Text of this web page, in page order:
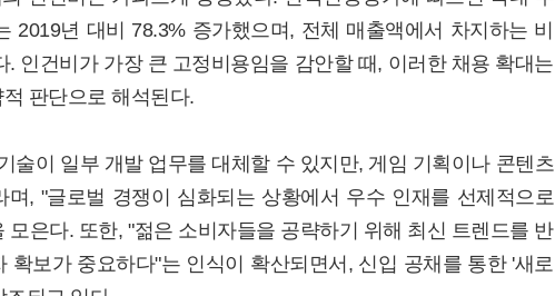
2019년 대비 78.3% 증가했으며, 전체 매출액에서 차지하는 비
. 인건비가 가장 큰 고정비용임을 감안할 때, 이러한 채용 확대는
판단으로 해석된다.
술이 일부 개발 업무를 대체할 수 있지만, 게임 기획이나 콘텐츠
며, "글로벌 경쟁이 심화되는 상황에서 우수 인재를 선제적으로
모은다. 또한, "젊은 소비자들을 공략하기 위해 최신 트렌드를 반
확보가 중요하다"는 인식이 확산되면서, 신입 공채를 통한 '새로